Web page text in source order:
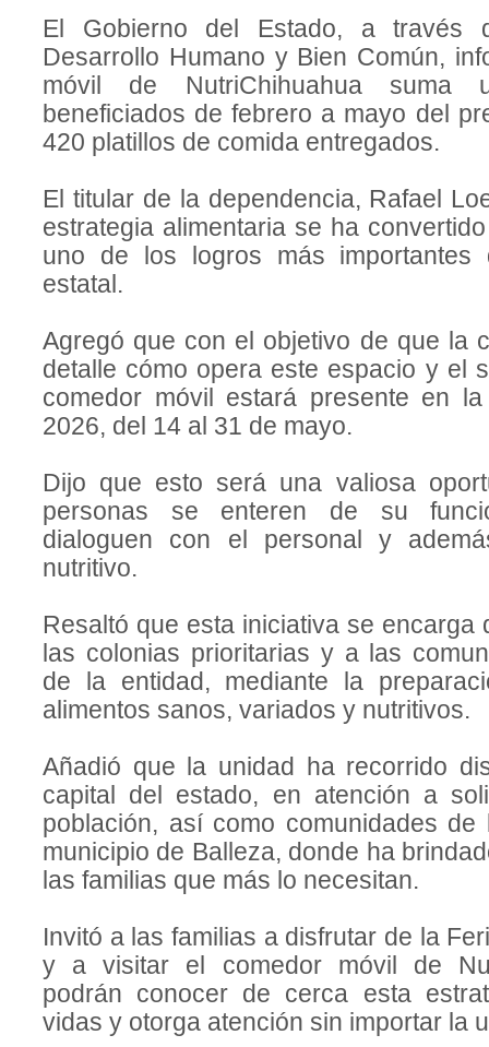
El Gobierno del Estado, a través
Desarrollo Humano y Bien Común,
móvil de NutriChihuahua
beneficiados de febrero a mayo del
420 platillos de comida entregados.
El titular de la dependencia, Rafael
estrategia alimentaria se ha
uno de los logros más importantes
estatal.
Agregó que con el objetivo de que la
detalle cómo opera este espacio y el
comedor móvil estará presente en
2026, del 14 al 31 de mayo.
Dijo que esto será una valiosa
personas se enteren de su
dialoguen con el personal y
nutritivo.
Resaltó que esta iniciativa se encarga
las colonias prioritarias y a las
de la entidad, mediante la
alimentos sanos, variados y nutritivos.
Añadió que la unidad ha recorrido
capital del estado, en atención a
población, así como comunidades
municipio de Balleza, donde ha
las familias que más lo necesitan.
Invitó a las familias a disfrutar de la
y a visitar el comedor móvil de
podrán conocer de cerca esta
vidas y otorga atención sin importar la